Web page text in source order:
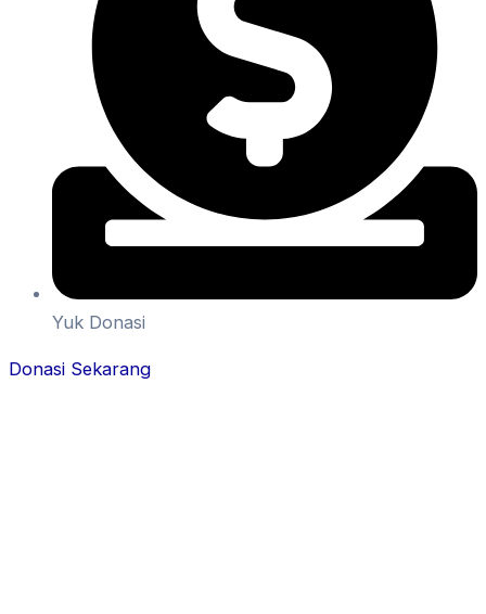
Yuk Donasi
Donasi Sekarang